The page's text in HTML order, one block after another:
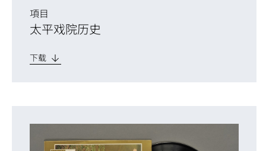
項目
太平戏院历史
下载